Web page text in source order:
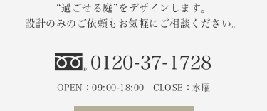
“過ごせる庭”をデザインします。
設計のみのご依頼もお気軽にご相談ください。
0120-37-1728
OPEN：09:00-18:00 CLOSE：水曜